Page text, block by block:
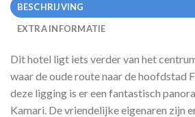
BESCHRIJVING
EXTRA INFORMATIE
Dit hotel ligt iets verder van het
waar de oude route naar de hoofdstad
deze ligging is er een fantastisch
Kamari. De vriendelijke eigenaren zijn